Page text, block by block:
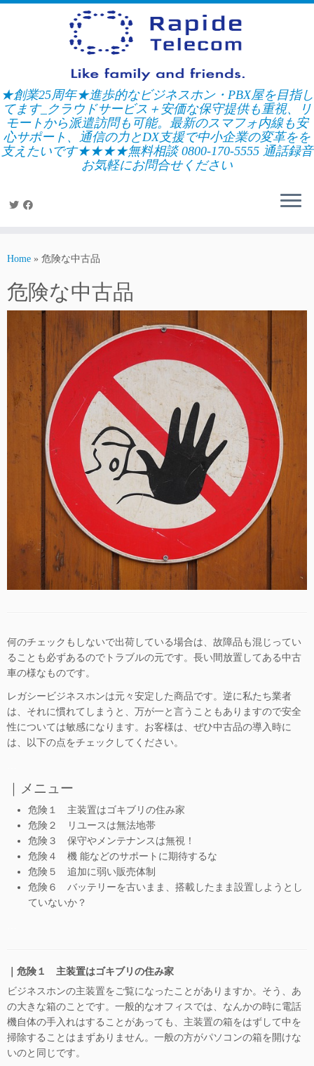
Skip
★創業25周年★進歩的なビジネスホン・PBX屋を目指し
てます_クラウドサービス＋安価な保守提供も重視、リ
モートから派遣訪問も可能。最新のスマフォ内線も安
心サポート、通信の力とDX支援で中小企業の変革をを
支えたいです★★★★無料相談 0800-170-5555 通話録音
お気軽にお問合せください
Home » 危険な中古品
危険な中古品
何のチェックもしないで出荷している場合は、故障品も混じってい
ることも必ずあるのでトラブルの元です。長い間放置してある中古
車の様なものです。
レガシービジネスホンは元々安定した商品です。逆に私たち業者
は、それに慣れてしまうと、万が一と言うこともありますので安全
性については敏感になります。お客様は、ぜひ中古品の導入時に
は、以下の点をチェックしてください。
｜メニュー
危険１ 主装置はゴキブリの住み家
危険２ リユースは無法地帯
危険３ 保守やメンテナンスは無視！
危険４ 機 能などのサポートに期待するな
危険５ 追加に弱い販売体制
危険６ バッテリーを古いまま、搭載したまま設置しようとし
ていないか？
｜危険１ 主装置はゴキブリの住み家
ビジネスホンの主装置をご覧になったことがありますか。そう、あ
の大きな箱のことです。一般的なオフィスでは、なんかの時に電話
機自体の手入れはすることがあっても、主装置の箱をはずして中を
掃除することはまずありません。一般の方がパソコンの箱を開けな
いのと同じです。